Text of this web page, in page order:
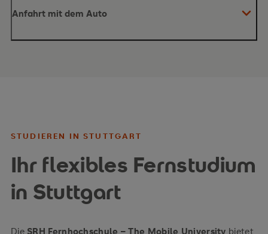
„Stadtbibliothek“
Anfahrt mit dem Auto
STUDIEREN IN STUTTGART
Ihr flexibles Fernstudium
in Stuttgart
Die SRH Fernhochschule – The Mobile University bietet